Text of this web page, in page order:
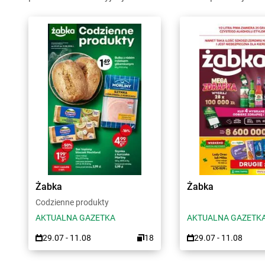
Żabka
Codzienne produkty
AKTUALNA GAZETKA
29.07 - 11.08 18
Żabka
AKTUALNA
29.07 - 11.08